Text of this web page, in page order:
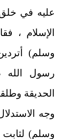
عليه في
الإسلام ،
وسلم)
رسول الله
الحديقة
وجه
وسلم)